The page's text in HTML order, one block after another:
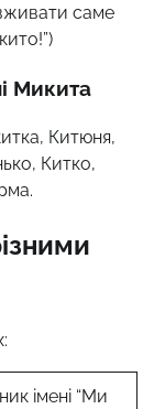
саме
Микита
Китюня,
Китко,
імені “Ми